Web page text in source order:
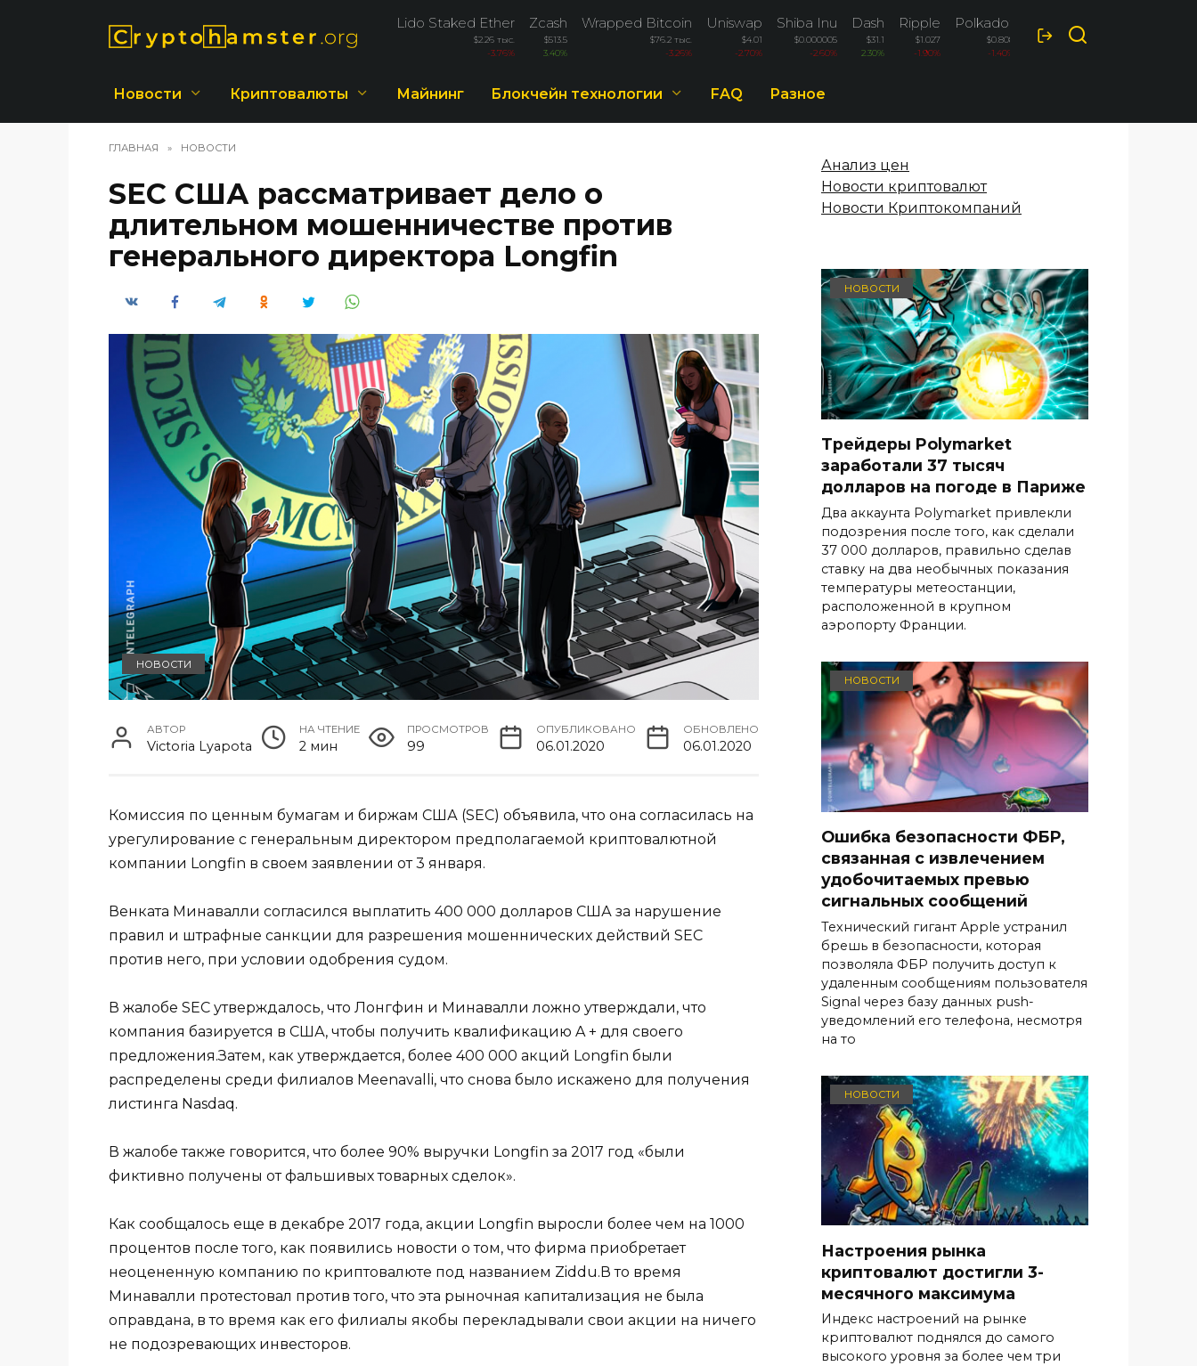
Lido Staked Ether
$2.26 тыс.
-3.76%
Zcash
$513.5
3.40%
Wrapped Bitcoin
$76.2 тыс.
-3.26%
Uniswap
$4.01
-2.70%
Shiba Inu
$0.000005
-2.60%
Dash
$31.1
2.30%
Ripple
$1.027
-1.90%
Polkadot
$0.808
-1.40%
Новости Криптовалюты Майнинг Блокчейн технологии FAQ Разное
ГЛАВНАЯ » НОВОСТИ
SEC США рассматривает дело о
длительном мошенничестве против
генерального директора Longfin
НОВОСТИ
АВТОР
Victoria Lyapota
НА ЧТЕНИЕ
2 мин
ПРОСМОТРОВ
99
ОПУБЛИКОВАНО
06.01.2020
ОБНОВЛЕНО
06.01.2020
Комиссия по ценным бумагам и биржам США (SEC) объявила, что она согласилась на
урегулирование с генеральным директором предполагаемой криптовалютной
компании Longfin в своем заявлении от 3 января.
Венката Минавалли согласился выплатить 400 000 долларов США за нарушение
правил и штрафные санкции для разрешения мошеннических действий SEC
против него, при условии одобрения судом.
В жалобе SEC утверждалось, что Лонгфин и Минавалли ложно утверждали, что
компания базируется в США, чтобы получить квалификацию A + для своего
предложения.Затем, как утверждается, более 400 000 акций Longfin были
распределены среди филиалов Meenavalli, что снова было искажено для получения
листинга Nasdaq.
В жалобе также говорится, что более 90% выручки Longfin за 2017 год «были
фиктивно получены от фальшивых товарных сделок».
Как сообщалось еще в декабре 2017 года, акции Longfin выросли более чем на 1000
процентов после того, как появились новости о том, что фирма приобретает
неоцененную компанию по криптовалюте под названием Ziddu.В то время
Минавалли протестовал против того, что эта рыночная капитализация не была
оправдана, в то время как его филиалы якобы перекладывали свои акции на ничего
не подозревающих инвесторов.
Анализ цен
Новости криптовалют
Новости Криптокомпаний
НОВОСТИ
Трейдеры Polymarket
заработали 37 тысяч
долларов на погоде в Париже
Два аккаунта Polymarket привлекли
подозрения после того, как сделали
37 000 долларов, правильно сделав
ставку на два необычных показания
температуры метеостанции,
расположенной в крупном
аэропорту Франции.
НОВОСТИ
Ошибка безопасности ФБР,
связанная с извлечением
удобочитаемых превью
сигнальных сообщений
Технический гигант Apple устранил
брешь в безопасности, которая
позволяла ФБР получить доступ к
удаленным сообщениям пользователя
Signal через базу данных push-
уведомлений его телефона, несмотря
на то
НОВОСТИ
Настроения рынка
криптовалют достигли 3-
месячного максимума
Индекс настроений на рынке
криптовалют поднялся до самого
высокого уровня за более чем три